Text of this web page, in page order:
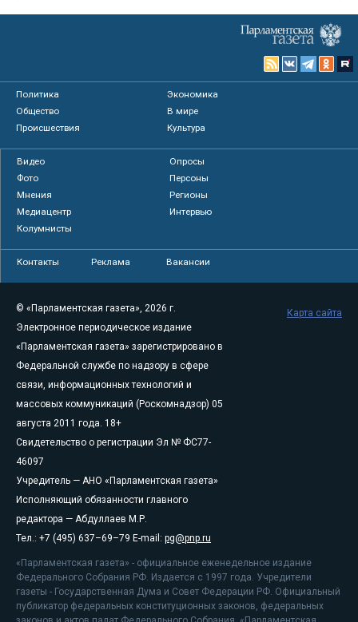
Политика
Экономика
Общество
В мире
Происшествия
Культура
Видео
Опросы
Фото
Персоны
Мнения
Регионы
Медиацентр
Интервью
Колумнисты
Контакты Реклама Вакансии
© «Парламентская газета», 2026 г.
Электронное периодическое издание
«Парламентская газета» зарегистрировано в
Федеральной службе по надзору в сфере
связи, информационных технологий и
массовых коммуникаций (Роскомнадзор) 05
августа 2011 года. 18+
Свидетельство о регистрации Эл № ФС77-
46097
Учредитель — АНО «Парламентская газета»
Исполняющий обязанности главного
редактора — Абдуллаев М.Р.
Тел.: +7 (495) 637–69–79 E-mail: pg@pnp.ru
«Парламентская газета» - официальное еженедельное издание
Федерального Собрания РФ. Издается с 1997 года. Учредители
газеты - Государственная Дума и Совет Федерации РФ. Официальный
публикатор федеральных конституционных законов, федеральных
Карта сайта